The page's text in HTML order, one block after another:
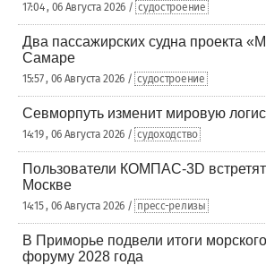
17:04 , 06 Августа 2026 / судостроение
Два пассажирских судна проекта
Самаре
15:57 , 06 Августа 2026 / судостроение
Севморпуть изменит мировую
14:19 , 06 Августа 2026 / судоходство
Пользователи КОМПАС-3D
Москве
14:15 , 06 Августа 2026 / пресс-релизы
В Приморье подвели итоги
форуму 2028 года